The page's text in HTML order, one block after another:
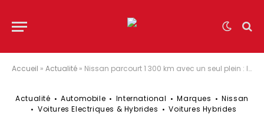
Accueil » Actualité » Nissan parcourt 1 300 km avec un seul plein : le Qashqai e-Power impressionne
Actualité Automobile International Marques
Nissan
Voitures Electriques & Hybrides
Voitures Hybrides